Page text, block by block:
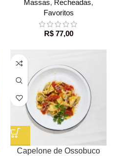
Massas, Recheadas,
Favoritos
R$77,00
Capelone de Ossobuco